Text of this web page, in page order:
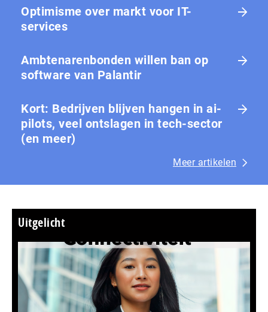
Optimisme over markt voor IT-
services
Ambtenarenbonden willen ban op
software van Palantir
Kort: Bedrijven blijven hangen in ai-
pilots, veel ontslagen in tech-sector
(en meer)
Meer artikelen
Uitgelicht